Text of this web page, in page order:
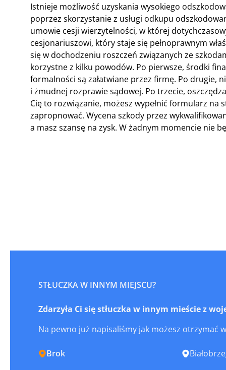
Istnieje możliwość uzyskania wysokiego
poprzez skorzystanie z usługi odkupu
umowie cesji wierzytelności, w której
cesjonariuszowi, który staje się pełnoprawnym
się w dochodzeniu roszczeń związanych ze
korzystne z kilku powodów. Po pierwsze, środki
formalności są załatwiane przez firmę. Po drugie,
i żmudnej rozprawie sądowej. Po trzecie,
Cię to rozwiązanie, możesz wypełnić formularz
zapropnować. Wycena szkody przez
a masz szansę na zysk. W żadnym momencie nie
STŁUCZKA W INNYM MIEJSCU?
Zdarzyła Ci się stłuczka w innym mieście z
Na pewno już napisaliśmy jak możesz otrzymać
Brok